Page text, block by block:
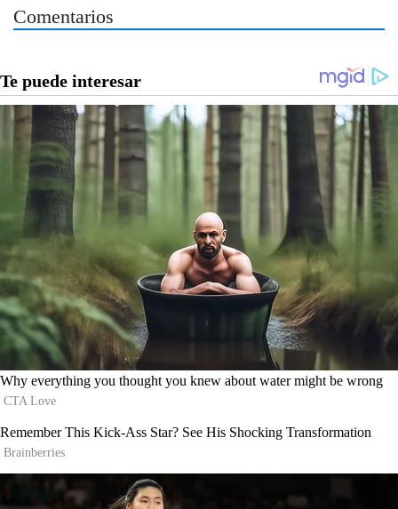
Comentarios